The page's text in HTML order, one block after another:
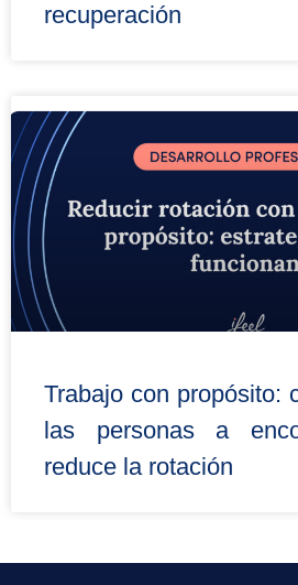
recuperación
Trabajo con propósito:
las personas a
reduce la rotación